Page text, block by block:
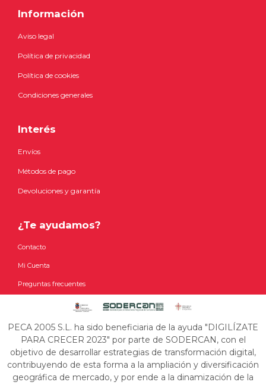
Información
Aviso legal
Política de privacidad
Política de cookies
Condiciones generales
Interés
Envíos
Métodos de pago
Devoluciones y garantía
¿Te ayudamos?
Contacto
Mi Cuenta
Preguntas frecuentes
PECA 2005 S.L. ha sido beneficiaria de la ayuda "DIGILÍZATE
PARA CRECER 2023" por parte de SODERCAN, con el
objetivo de desarrollar estrategias de transformación digital,
contribuyendo de esta forma a la ampliación y diversificación
geográfica de mercado, y por ende a la dinamización de la